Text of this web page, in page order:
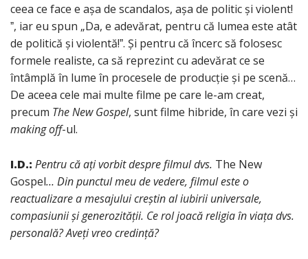
ceea ce face e așa de scandalos, așa de politic și violent!
ˮ, iar eu spun „Da, e adevărat, pentru că lumea este atât
de politică și violentă!ˮ. Și pentru că încerc să folosesc
formele realiste, ca să reprezint cu adevărat ce se
întâmplă în lume în procesele de producție și pe scenă…
De aceea cele mai multe filme pe care le-am creat,
precum The New Gospel, sunt filme hibride, în care vezi și
making off-ul.
I.D.: Pentru că ați vorbit despre filmul dvs. The New
Gospel… Din punctul meu de vedere, filmul este o
reactualizare a mesajului creștin al iubirii universale,
compasiunii și generozității. Ce rol joacă religia în viața dvs.
personală? Aveți vreo credință?